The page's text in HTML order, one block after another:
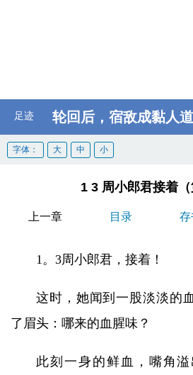
足迹 轮回后，宿敌成黏人
字体： 大 中 小
1 3 周小郎君接着（
上一章 目录 存
1。3周小郎君，接着！
这时，她闻到一股淡淡的
了眉头：哪来的血腥味？
此刻一身的鲜血，嘴角